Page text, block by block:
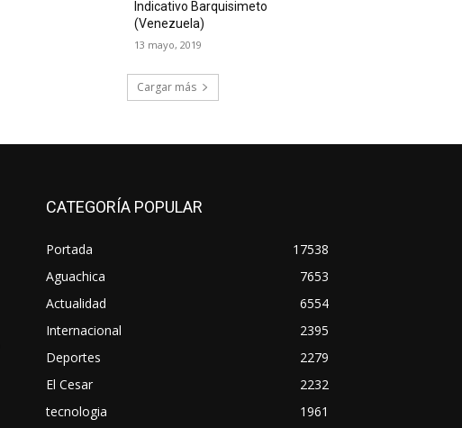
Indicativo Barquisimeto
(Venezuela)
13 mayo, 2019
Cargar más
CATEGORÍA POPULAR
Portada
17538
Aguachica
7653
Actualidad
6554
Internacional
2395
Deportes
2279
El Cesar
2232
tecnologia
1961